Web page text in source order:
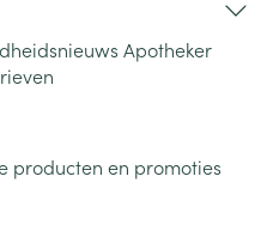
Apotheker
producten en promoties